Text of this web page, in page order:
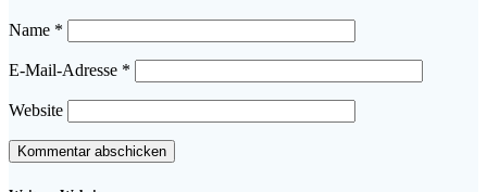
Name *
E-Mail-Adresse *
Website